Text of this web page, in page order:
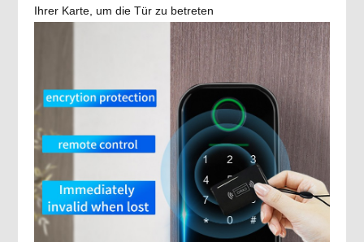
Ihrer Karte, um die Tür zu betreten